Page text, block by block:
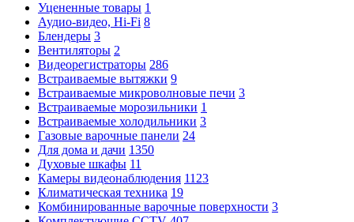
Уцененные товары 1
Аудио-видео, Hi-Fi 8
Блендеры 3
Вентиляторы 2
Видеорегистраторы 286
Встраиваемые вытяжки 9
Встраиваемые микроволновые печи 3
Встраиваемые морозильники 1
Встраиваемые холодильники 3
Газовые варочные панели 24
Для дома и дачи 1350
Духовые шкафы 11
Камеры видеонаблюдения 1123
Климатическая техника 19
Комбинированные варочные поверхности 3